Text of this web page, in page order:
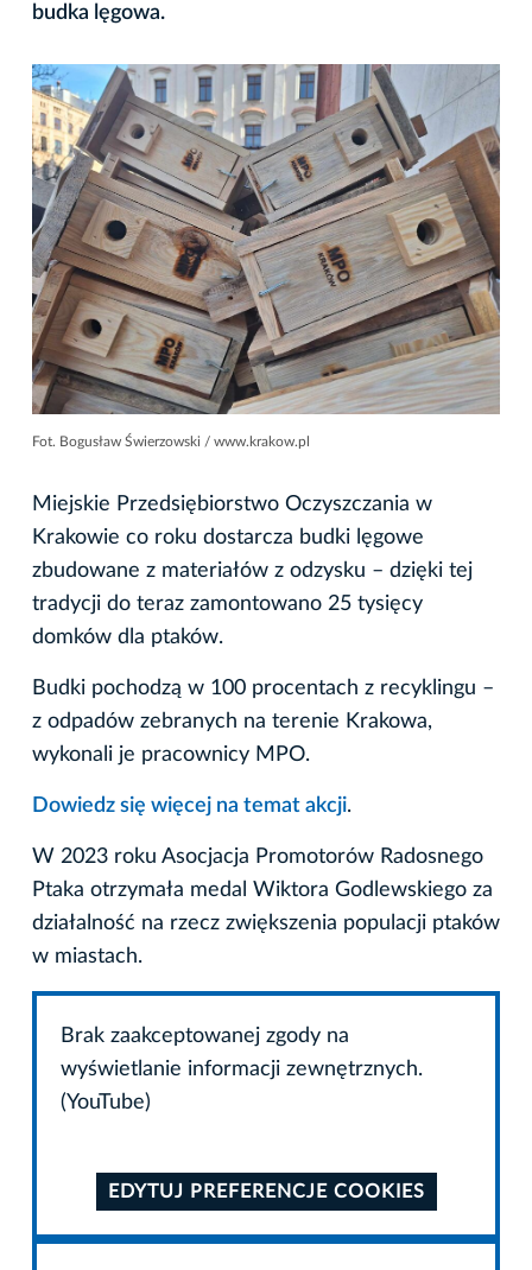
budka lęgowa.
Fot. Bogusław Świerzowski / www.krakow.pl
Miejskie Przedsiębiorstwo Oczyszczania w
Krakowie co roku dostarcza budki lęgowe
zbudowane z materiałów z odzysku – dzięki tej
tradycji do teraz zamontowano 25 tysięcy
domków dla ptaków.
Budki pochodzą w 100 procentach z recyklingu –
z odpadów zebranych na terenie Krakowa,
wykonali je pracownicy MPO.
Dowiedz się więcej na temat akcji.
W 2023 roku Asocjacja Promotorów Radosnego
Ptaka otrzymała medal Wiktora Godlewskiego za
działalność na rzecz zwiększenia populacji ptaków
w miastach.
Brak zaakceptowanej zgody na
wyświetlanie informacji zewnętrznych.
(YouTube)
EDYTUJ PREFERENCJE COOKIES